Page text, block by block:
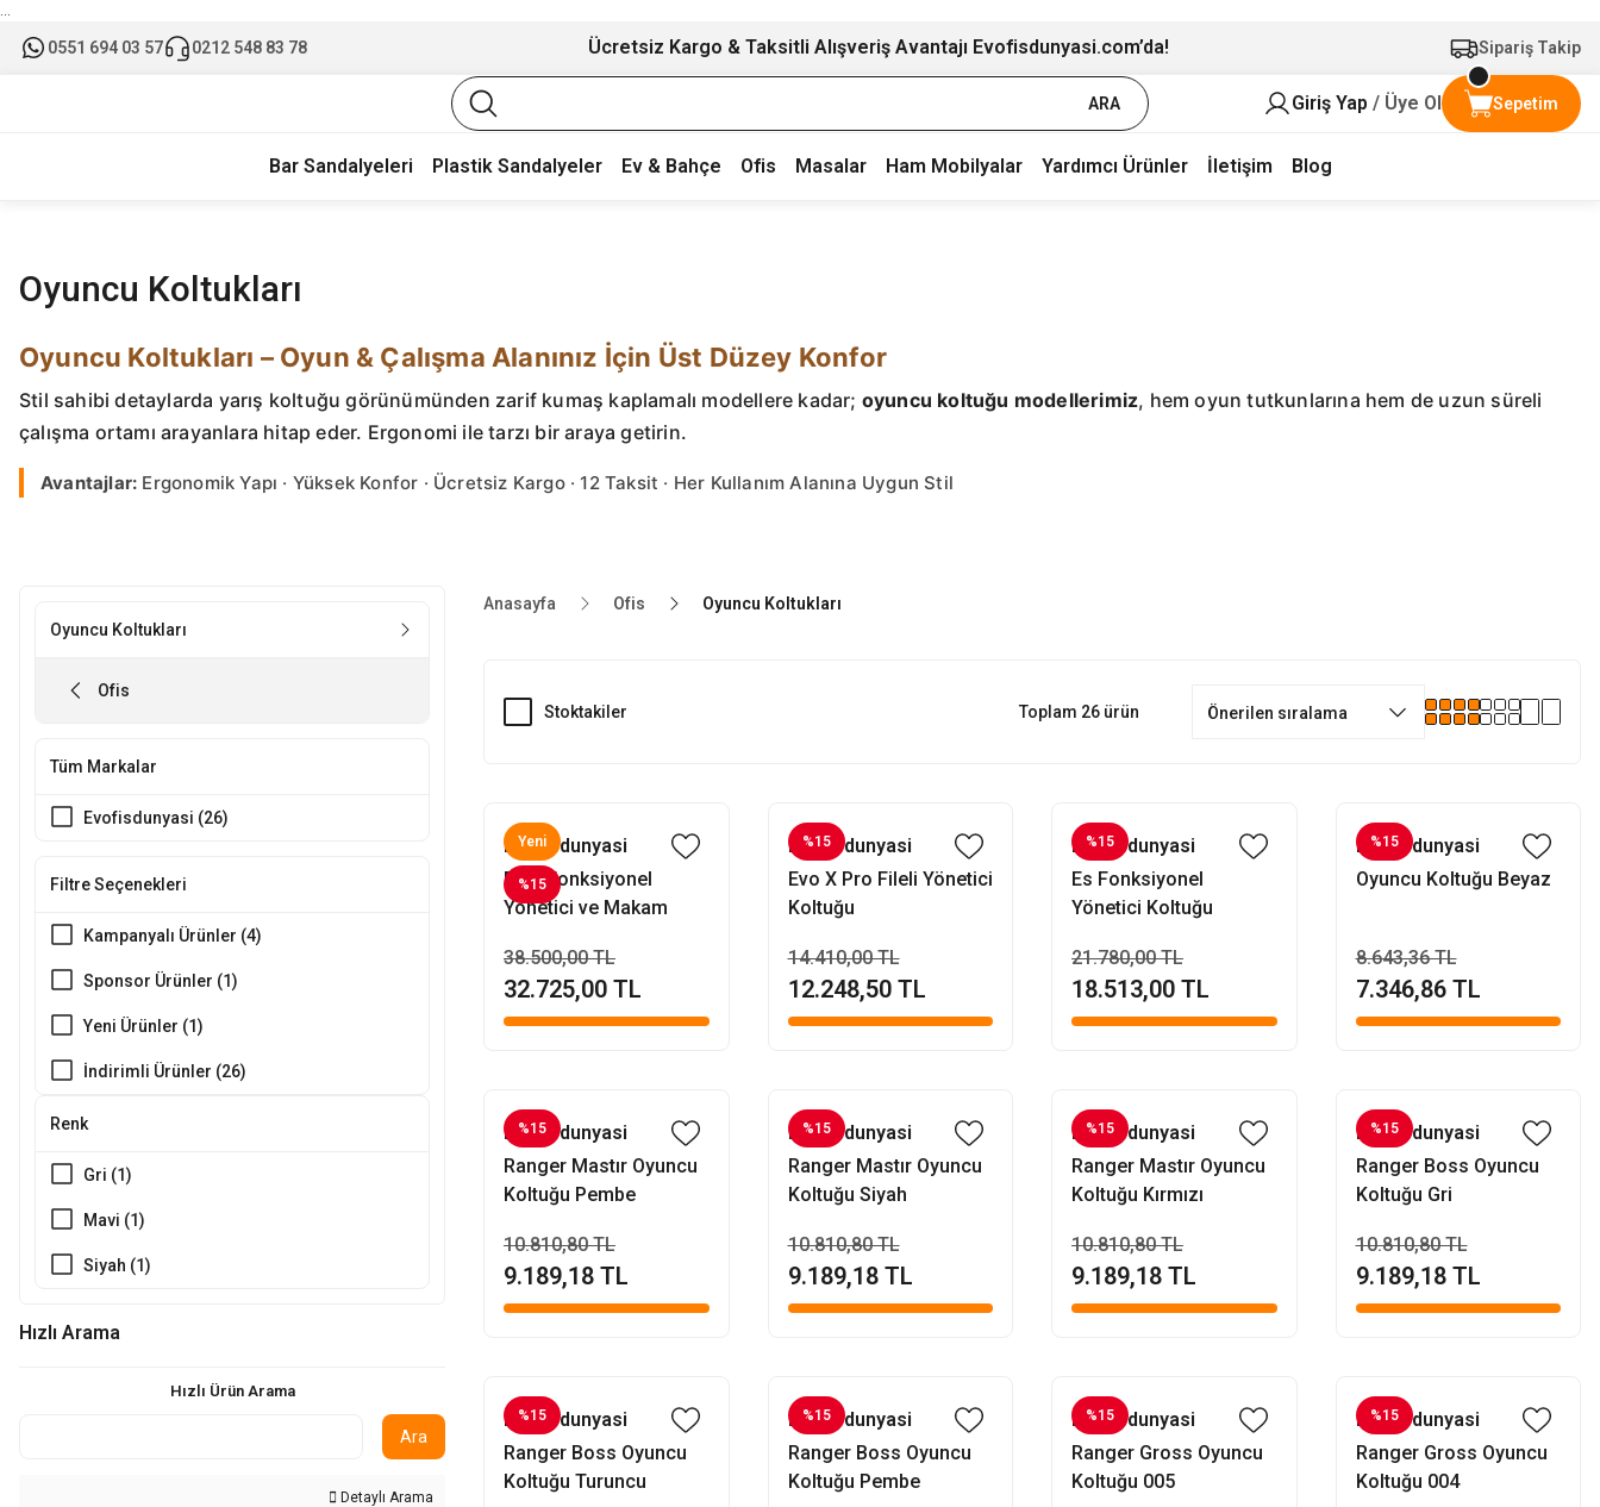
...
0551 694 03 57 0212 548 83 78 Ücretsiz Kargo & Taksitli Alışveriş Avantajı Evofisdunyasi.com’da! Sipariş Takip
ARA Giriş Yap / Üye Ol Sepetim
Bar Sandalyeleri Plastik Sandalyeler Ev & Bahçe Ofis Masalar Ham Mobilyalar Yardımcı Ürünler İletişim Blog
Oyuncu Koltukları
Oyuncu Koltukları – Oyun & Çalışma Alanınız İçin Üst Düzey Konfor
Stil sahibi detaylarda yarış koltuğu görünümünden zarif kumaş kaplamalı modellere kadar; oyuncu koltuğu modellerimiz, hem oyun tutkunlarına hem de uzun süreli
çalışma ortamı arayanlara hitap eder. Ergonomi ile tarzı bir araya getirin.
Avantajlar: Ergonomik Yapı · Yüksek Konfor · Ücretsiz Kargo · 12 Taksit · Her Kullanım Alanına Uygun Stil
Oyuncu Koltukları
Ofis
Tüm Markalar
Evofisdunyasi (26)
Filtre Seçenekleri
Kampanyalı Ürünler (4)
Sponsor Ürünler (1)
Yeni Ürünler (1)
İndirimli Ürünler (26)
Renk
Gri (1)
Mavi (1)
Siyah (1)
Hızlı Arama
Hızlı Ürün Arama
Ara
Detaylı Arama
Anasayfa Ofis Oyuncu Koltukları
Stoktakiler Toplam 26 ürün
Yeni
%15
Evofisdunyasi
Elon Fonksiyonel
Yönetici ve Makam
38.500,00 TL
32.725,00 TL
%15
Evofisdunyasi
Evo X Pro Fileli Yönetici
Koltuğu
14.410,00 TL
12.248,50 TL
%15
Evofisdunyasi
Es Fonksiyonel
Yönetici Koltuğu
21.780,00 TL
18.513,00 TL
%15
Evofisdunyasi
Oyuncu Koltuğu Beyaz
8.643,36 TL
7.346,86 TL
%15
Evofisdunyasi
Ranger Mastır Oyuncu
Koltuğu Pembe
10.810,80 TL
9.189,18 TL
%15
Evofisdunyasi
Ranger Mastır Oyuncu
Koltuğu Siyah
10.810,80 TL
9.189,18 TL
%15
Evofisdunyasi
Ranger Mastır Oyuncu
Koltuğu Kırmızı
10.810,80 TL
9.189,18 TL
%15
Evofisdunyasi
Ranger Boss Oyuncu
Koltuğu Gri
10.810,80 TL
9.189,18 TL
%15
Evofisdunyasi
Ranger Boss Oyuncu
Koltuğu Turuncu
%15
Evofisdunyasi
Ranger Boss Oyuncu
Koltuğu Pembe
%15
Evofisdunyasi
Ranger Gross Oyuncu
Koltuğu 005
%15
Evofisdunyasi
Ranger Gross Oyuncu
Koltuğu 004